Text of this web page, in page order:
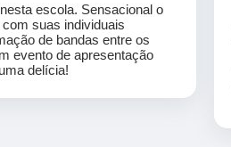
escola. Sensacional o
suas individuais
de bandas entre os
evento de apresentação
delícia!